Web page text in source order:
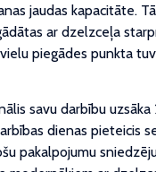
jaudas kapacitāte.
ar dzelzceļa
piegādes punkta
savu darbību uzsāka
dienas pieteicis
pakalpojumu